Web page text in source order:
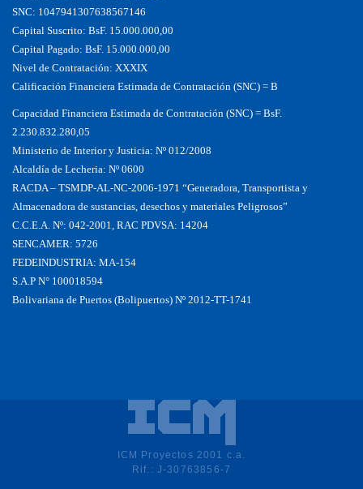
SNC: 1047941307638567146
Capital Suscrito: BsF. 15.000.000,00
Capital Pagado: BsF. 15.000.000,00
Nivel de Contratación: XXXIX
Calificación Financiera Estimada de Contratación (SNC) = B
Capacidad Financiera Estimada de Contratación (SNC) = BsF.
2.230.832.280,05
Ministerio de Interior y Justicia: Nº 012/2008
Alcaldía de Lecheria: Nº 0600
RACDA – TSMDP-AL-NC-2006-1971 “Generadora, Transportista y
Almacenadora de sustancias, desechos y materiales Peligrosos”
C.C.E.A. Nº: 042-2001, RAC PDVSA: 14204
SENCAMER: 5726
FEDEINDUSTRIA: MA-154
S.A.P N° 100018594
Bolivariana de Puertos (Bolipuertos) Nº 2012-TT-1741
ICM Proyectos 2001 c.a.
Rif.: J-30763856-7